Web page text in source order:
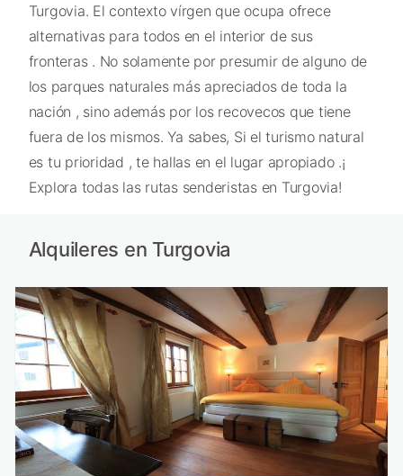
Turgovia. El contexto vírgen que ocupa ofrece
alternativas para todos en el interior de sus
fronteras . No solamente por presumir de alguno de
los parques naturales más apreciados de toda la
nación , sino además por los recovecos que tiene
fuera de los mismos. Ya sabes, Si el turismo natural
es tu prioridad , te hallas en el lugar apropiado .¡
Explora todas las rutas senderistas en Turgovia!
Alquileres en Turgovia